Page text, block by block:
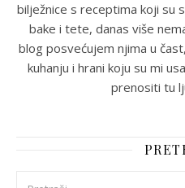
bilježnice s receptima koji su
bake i tete, danas više
blog posvećujem njima u
kuhanju i hrani koju su mi
prenositi tu